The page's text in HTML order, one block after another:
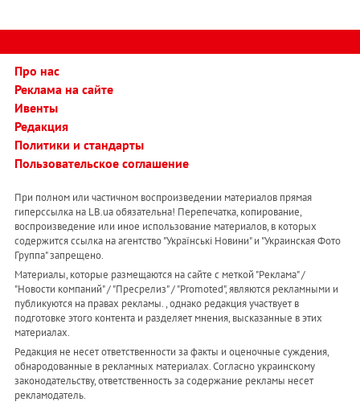
Про нас
Реклама на сайте
Ивенты
Редакция
Политики и стандарты
Пользовательское соглашение
При полном или частичном воспроизведении материалов прямая
гиперссылка на LB.ua обязательна! Перепечатка, копирование,
воспроизведение или иное использование материалов, в которых
содержится ссылка на агентство "Українськi Новини" и "Украинская Фото
Группа" запрещено.
Материалы, которые размещаются на сайте с меткой "Реклама" /
"Новости компаний" / "Пресрелиз" / "Promoted", являются рекламными и
публикуются на правах рекламы. , однако редакция участвует в
подготовке этого контента и разделяет мнения, высказанные в этих
материалах.
Редакция не несет ответственности за факты и оценочные суждения,
обнародованные в рекламных материалах. Согласно украинскому
законодательству, ответственность за содержание рекламы несет
рекламодатель.